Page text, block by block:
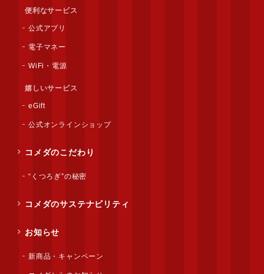
便利なサービス
公式アプリ
電子マネー
WiFi・電源
嬉しいサービス
eGift
公式オンラインショップ
コメダのこだわり
“くつろぎ”の秘密
コメダのサステナビリティ
お知らせ
新商品・キャンペーン